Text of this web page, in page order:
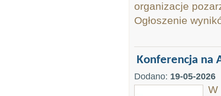
organizacje
Ogłoszenie
Konferencja na
Dodano: 19-05-2026
W